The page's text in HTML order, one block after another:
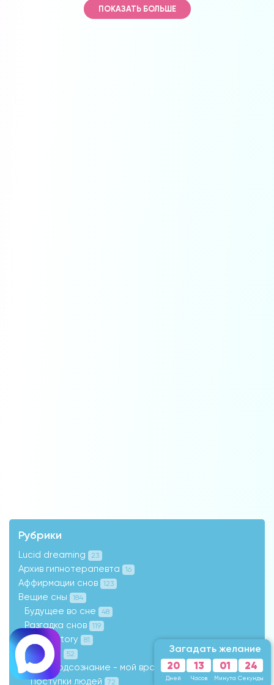
ПОКАЗАТЬ БОЛЬШЕ
Рубрики
Lucid dreaming 23
Архив гипнотерапевта 16
Аффирмации снов 123
Вещие сны 184
Будущее во сне 48
Разгадка снов 119
Love Story 81
Деньги 52
Моё подсознание - мой врач 91
Поступки людей 72
Загадать желание
20
Дней
13
Часов
01
Минута
22
Секунды